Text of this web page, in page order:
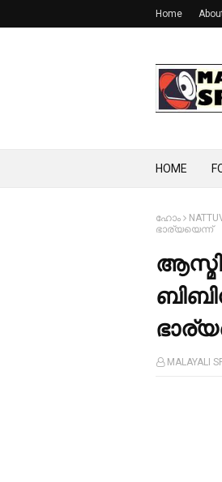
Home
HOME
ഹോം
ഭാര്യയെന്ന്
MALAYALI